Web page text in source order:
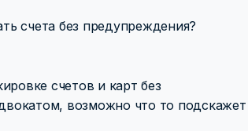
счета без предупреждения?
счетов и карт без
возможно что то подскажет